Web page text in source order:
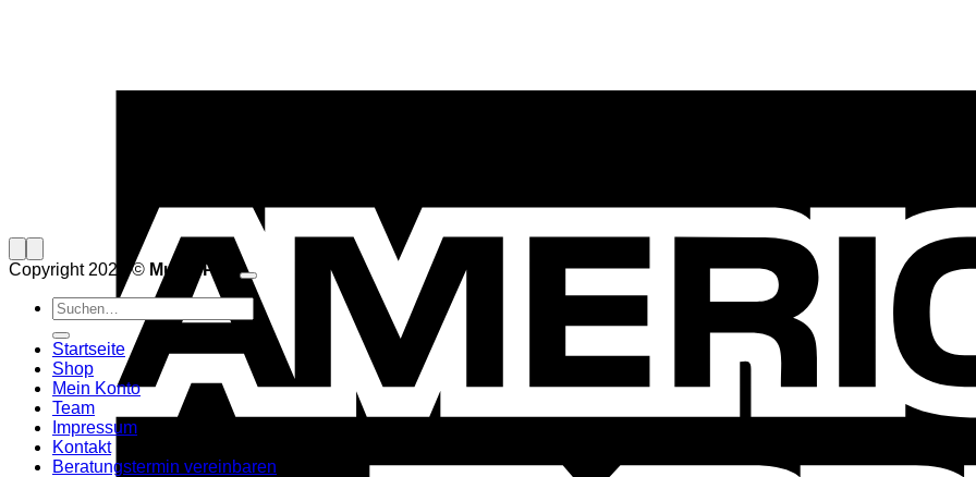
Copyright 2026 © Musik Paul
Suchen
nach:
Startseite
Shop
Mein Konto
Team
Impressum
Kontakt
Beratungstermin vereinbaren